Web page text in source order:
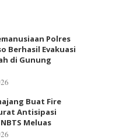
Polres
Berhasil Evakuasi
di Gunung
Buat Fire
Antisipasi
Meluas